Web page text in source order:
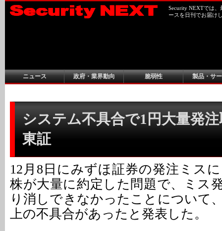
Security NEXTでは
ースを日刊でお届け
ニュース 政府・業界動向 脆弱性 製品・サ
システム不具合で1円大量発
東証
12月8日にみずほ証券の発注ミス
株が大量に約定した問題で、ミス
り消しできなかったことについて
上の不具合があったと発表した。